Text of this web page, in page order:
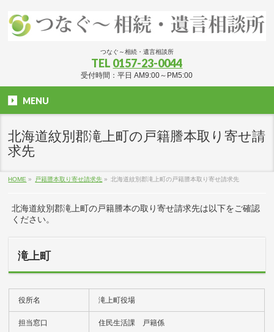
つなぐ～相続・遺言相談所
TEL 0157-23-0044
受付時間：平日 AM9:00～PM5:00
MENU
北海道紋別郡滝上町の戸籍謄本取り寄せ請
求先
HOME » 戸籍謄本取り寄せ請求先 » 北海道紋別郡滝上町の戸籍謄本取り寄せ請求先
北海道紋別郡滝上町の戸籍謄本の取り寄せ請求先は以下をご確認
ください。
滝上町
役所名 滝上町役場
担当窓口 住民生活課 戸籍係